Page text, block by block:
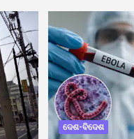
ଦେଶ-ବିଦେଶ